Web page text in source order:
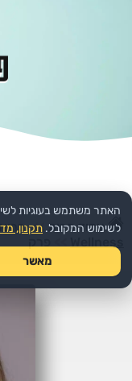
עמוד הבית >>
האתר משתמש בעוגיות
לשימוש המקובל. תקנון,
מאשר